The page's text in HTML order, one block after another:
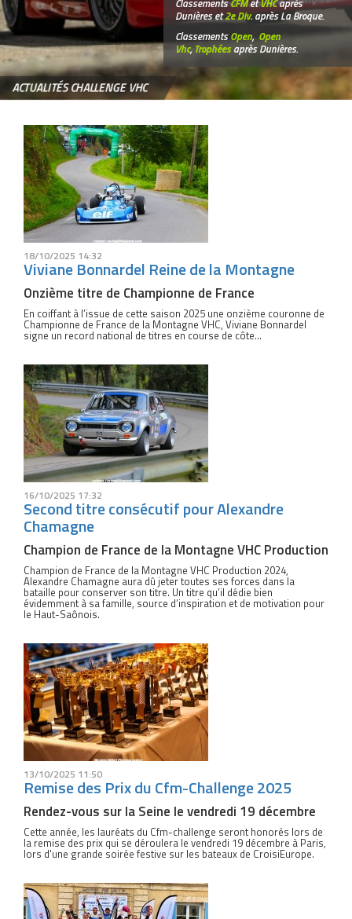
ClassementsCFMetVHCaprès
Dunières et2e Div.après La Broque.
ClassementsOpen, Open
Vhc, Trophéesaprès Dunières.
ACTUALITÉS CHALLENGE VHC
18/10/2025 14:32
Viviane Bonnardel Reine de la Montagne
Onzième titre de Championne de France
En coiffant à l’issue de cette saison 2025 une onzième couronne de
Championne de France de la Montagne VHC, Viviane Bonnardel
signe un record national de titres en course de côte…
16/10/2025 17:32
Second titre consécutif pour Alexandre
Chamagne
Champion de France de la Montagne VHC Production
Champion de France de la Montagne VHC Production 2024,
Alexandre Chamagne aura dû jeter toutes ses forces dans la
bataille pour conserver son titre. Un titre qu’il dédie bien
évidemment à sa famille, source d’inspiration et de motivation pour
le Haut-Saônois.
13/10/2025 11:50
Remise des Prix du Cfm-Challenge 2025
Rendez-vous sur la Seine le vendredi 19 décembre
Cette année, les lauréats du Cfm-challenge seront honorés lors de
la remise des prix qui se déroulera le vendredi 19 décembre à Paris,
lors d'une grande soirée festive sur les bateaux de CroisiEurope.